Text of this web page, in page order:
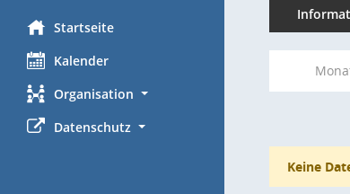
Startseite
Kalender
Organisation
Datenschutz
Keine